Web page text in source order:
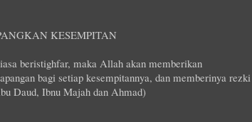
KESEMPITAN
beristighfar, maka Allah akan memberikan
bagi setiap kesempitannya, dan memberinya rezki
Daud, Ibnu Majah dan Ahmad)